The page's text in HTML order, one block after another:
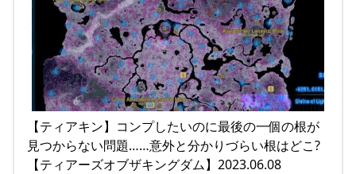
【ティアキン】コンプしたいのに最後の一個の根が
見つからない問題……意外と分かりづらい根はどこ?
【ティアーズオブザキングダム】2023.06.08